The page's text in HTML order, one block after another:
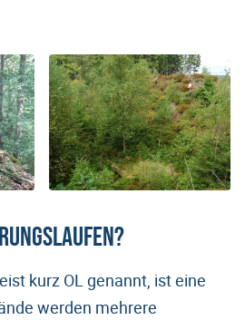
kurz OL genannt, ist eine
werden mehrere